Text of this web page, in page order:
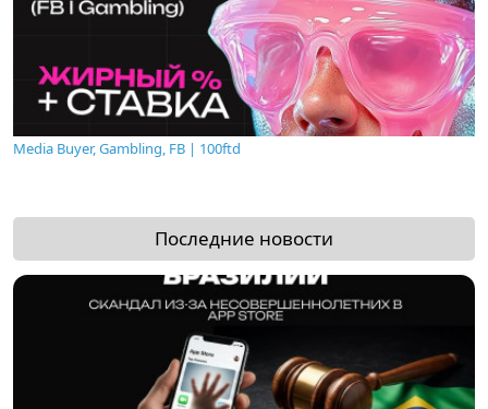
Media Buyer, Gambling, FB | 100ftd
Последние новости